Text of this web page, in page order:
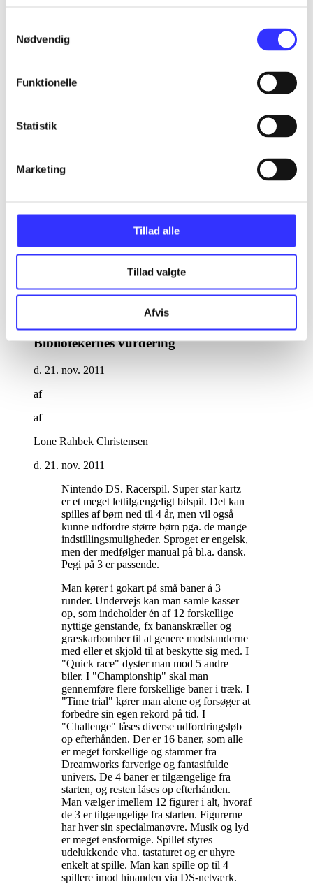
Nødvendig
Funktionelle
Statistik
Marketing
Tillad alle
Tillad valgte
Afvis
Legends of war
Anmeldelser (4)
Bibliotekernes vurdering
d. 21. nov. 2011
af
af
Lone Rahbek Christensen
d. 21. nov. 2011
Nintendo DS. Racerspil. Super star kartz
er et meget lettilgængeligt bilspil. Det kan
spilles af børn ned til 4 år, men vil også
kunne udfordre større børn pga. de mange
indstillingsmuligheder. Sproget er engelsk,
men der medfølger manual på bl.a. dansk.
Pegi på 3 er passende.
Man kører i gokart på små baner á 3
runder. Undervejs kan man samle kasser
op, som indeholder én af 12 forskellige
nyttige genstande, fx bananskræller og
græskarbomber til at genere modstanderne
med eller et skjold til at beskytte sig med. I
"Quick race" dyster man mod 5 andre
biler. I "Championship" skal man
gennemføre flere forskellige baner i træk. I
"Time trial" kører man alene og forsøger at
forbedre sin egen rekord på tid. I
"Challenge" låses diverse udfordringsløb
op efterhånden. Der er 16 baner, som alle
er meget forskellige og stammer fra
Dreamworks farverige og fantasifulde
univers. De 4 baner er tilgængelige fra
starten, og resten låses op efterhånden.
Man vælger imellem 12 figurer i alt, hvoraf
de 3 er tilgængelige fra starten. Figurerne
har hver sin specialmanøvre. Musik og lyd
er meget ensformige. Spillet styres
udelukkende vha. tastaturet og er uhyre
enkelt at spille. Man kan spille op til 4
spillere imod hinanden via DS-netværk.